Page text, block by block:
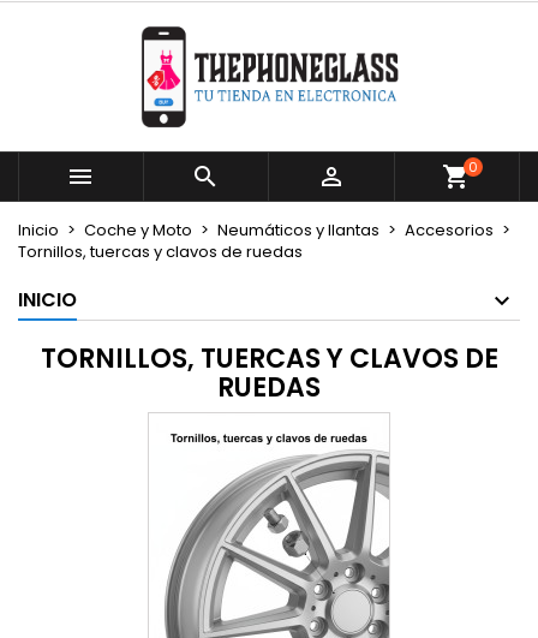
   0
Inicio Coche y Moto Neumáticos y llantas
Accesorios
Tornillos, tuercas y clavos de ruedas
INICIO
TORNILLOS, TUERCAS Y CLAVOS DE
RUEDAS
Mi lista de deseos
Crear nueva lista
((modalTitle))
((confirmMessage))
((cancelText)) ((modalDeleteText))
Crear lista de deseos
Nombre de la lista de deseos
Cancelar Crear lista de deseos
Iniciar sesión
Debe iniciar sesión para guardar productos en su
lista de deseos.
Cancelar Iniciar sesión